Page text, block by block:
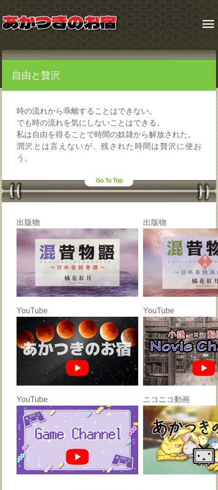
menu
自由と贅沢
時の流れから乖離することはできない。
でも時の流れを気にしないことはできる。
私は自由を得ることで時間の奴隷から解放された。
潤沢とは言えないが、残された時間は贅沢に使お
う。
Go To Top
出版物 出版物
YouTube YouTube
YouTube ニコニコ動画